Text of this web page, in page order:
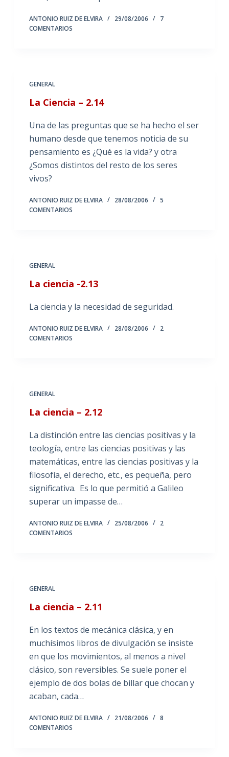
ANTONIO RUIZ DE ELVIRA 29/08/2006
7
COMENTARIOS
GENERAL
La Ciencia – 2.14
Una de las preguntas que se ha hecho el ser
humano desde que tenemos noticia de su
pensamiento es ¿Qué es la vida? y otra
¿Somos distintos del resto de los seres
vivos?
ANTONIO RUIZ DE ELVIRA 28/08/2006
5
COMENTARIOS
GENERAL
La ciencia -2.13
La ciencia y la necesidad de seguridad.
ANTONIO RUIZ DE ELVIRA 28/08/2006
2
COMENTARIOS
GENERAL
La ciencia – 2.12
La distinción entre las ciencias positivas y la
teología, entre las ciencias positivas y las
matemáticas, entre las ciencias positivas y la
filosofía, el derecho, etc., es pequeña, pero
significativa. Es lo que permitió a Galileo
superar un impasse de…
ANTONIO RUIZ DE ELVIRA 25/08/2006
2
COMENTARIOS
GENERAL
La ciencia – 2.11
En los textos de mecánica clásica, y en
muchísimos libros de divulgación se insiste
en que los movimientos, al menos a nivel
clásico, son reversibles. Se suele poner el
ejemplo de dos bolas de billar que chocan y
acaban, cada…
ANTONIO RUIZ DE ELVIRA 21/08/2006
8
COMENTARIOS